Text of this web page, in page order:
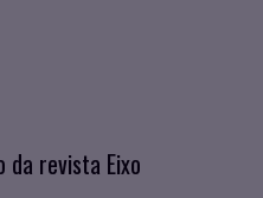
da revista Eixo